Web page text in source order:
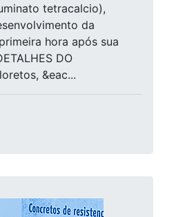
tetracalcio),
da
hora após sua
DO
&eac...